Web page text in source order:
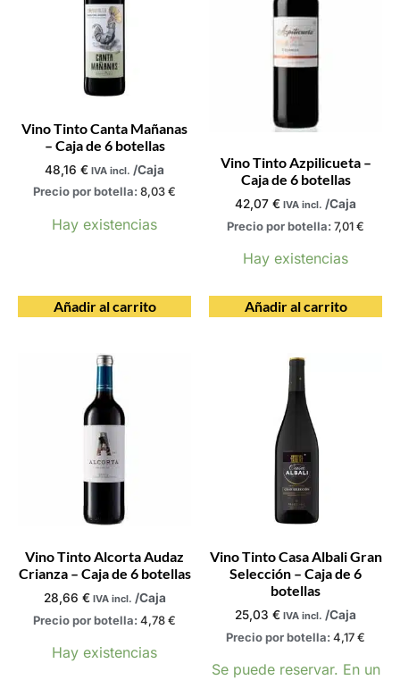
Vino Tinto Canta Mañanas
– Caja de 6 botellas
48,16 € IVA incl. /Caja
Precio por botella: 8,03€
Hay existencias
Añadir al carrito
Vino Tinto Azpilicueta –
Caja de 6 botellas
42,07 € IVA incl. /Caja
Precio por botella: 7,01€
Hay existencias
Añadir al carrito
Vino Tinto Alcorta Audaz
Crianza – Caja de 6 botellas
28,66 € IVA incl. /Caja
Precio por botella: 4,78€
Hay existencias
Vino Tinto Casa Albali Gran
Selección – Caja de 6
botellas
25,03 € IVA incl. /Caja
Precio por botella: 4,17€
Se puede reservar. En un